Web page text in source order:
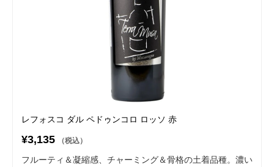
レフォスコ ダル ペドゥンコロ ロッソ 赤
¥3,135 （税込）
フルーティ＆凝縮感、チャーミング＆骨格の土着品種。濃い